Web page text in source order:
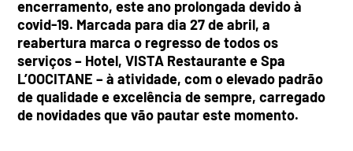
encerramento, este ano prolongada devido à
covid-19. Marcada para dia 27 de abril, a
reabertura marca o regresso de todos os
serviços – Hotel, VISTA Restaurante e Spa
L’OOCITANE – à atividade, com o elevado padrão
de qualidade e excelência de sempre, carregado
de novidades que vão pautar este momento.